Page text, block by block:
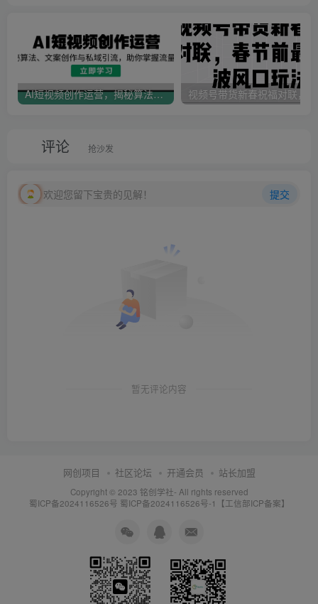
AI短视频创作运营，揭秘算法、文案创作与私域引流，助你掌握流量密码
评论 抢沙发
欢迎您留下宝贵的见解！ 提交
暂无评论内容
网创项目 社区论坛 开通会员 站长加盟
Copyright © 2023 铭创学社- All rights reserved
蜀ICP备2024116526号 蜀ICP备2024116526号-1【工信部ICP备案】